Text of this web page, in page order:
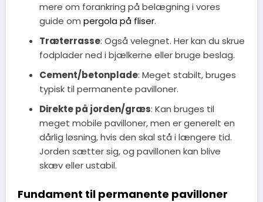
mere om forankring på belægning i vores
guide om pergola på fliser.
Træterrasse: Også velegnet. Her kan du skrue
fodplader ned i bjælkerne eller bruge beslag.
Cement/betonplade: Meget stabilt, bruges
typisk til permanente pavilloner.
Direkte på jorden/græs: Kan bruges til
meget mobile pavilloner, men er generelt en
dårlig løsning, hvis den skal stå i længere tid.
Jorden sætter sig, og pavillonen kan blive
skæv eller ustabil.
Fundament til permanente pavilloner